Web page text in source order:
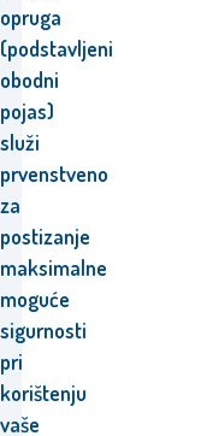
opruga
(podstavljeni
obodni
pojas)
služi
prvenstveno
za
postizanje
maksimalne
moguće
sigurnosti
pri
korištenju
vaše